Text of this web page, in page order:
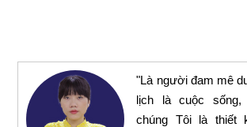
"Là người đam mê
lịch là cuộc
chúng Tôi là thiết